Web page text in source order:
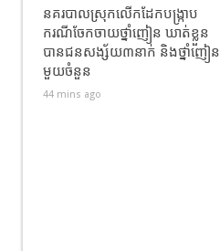
នគរបាលស្រុកលើកដែកបង្ក្រាប
ករណីចែកចាយថ្នាំញៀន ឃាត់ខ្លួន
បានជនសង្ស័យ៣នាក់ និងថ្នាំញៀន
មួយចំនួន
44 mins ago